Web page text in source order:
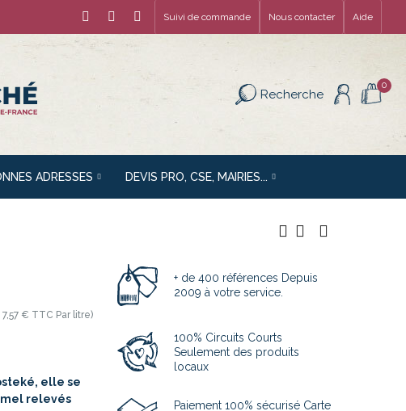
Suivi de commande Nous contacter Aide
Recherche
0
ADRESSES DEVIS PRO, CSE, MAIRIES...
7,57 € TTC Par litre)
elle se
relevés
+ de 400 références Depuis
2009 à votre service.
100% Circuits Courts
Seulement des produits
locaux
Paiement 100% sécurisé Carte